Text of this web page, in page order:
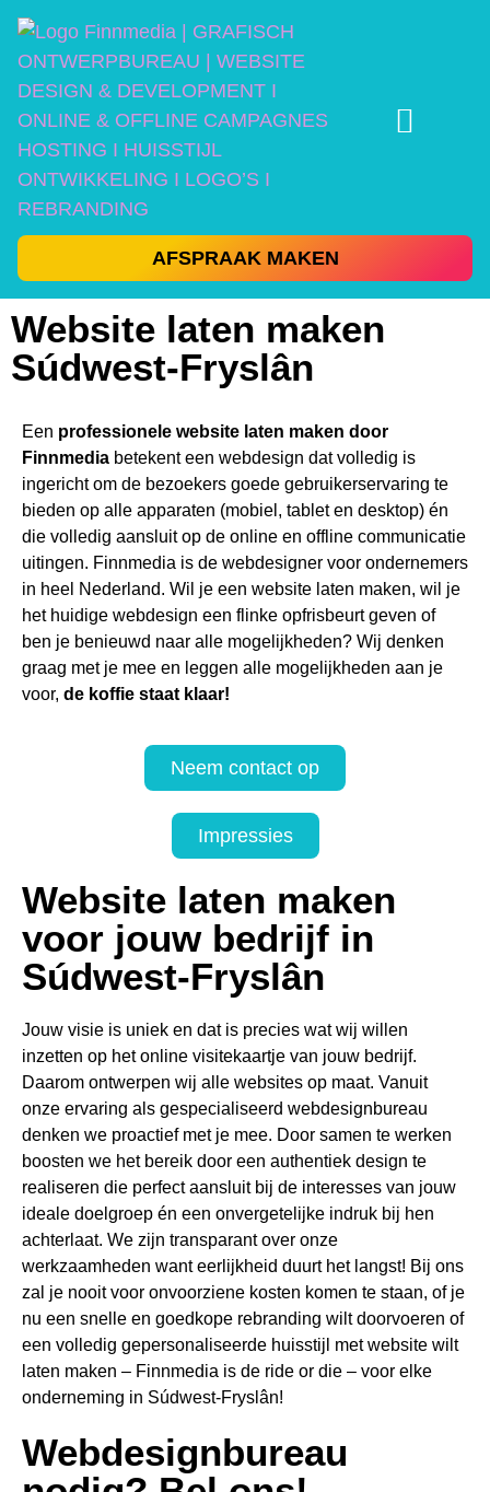
AFSPRAAK MAKEN
Website laten maken
Súdwest-Fryslân
Een professionele website laten maken door
Finnmedia betekent een webdesign dat volledig is
ingericht om de bezoekers goede gebruikerservaring te
bieden op alle apparaten (mobiel, tablet en desktop) én
die volledig aansluit op de online en offline communicatie
uitingen. Finnmedia is de webdesigner voor ondernemers
in heel Nederland. Wil je een website laten maken, wil je
het huidige webdesign een flinke opfrisbeurt geven of
ben je benieuwd naar alle mogelijkheden? Wij denken
graag met je mee en leggen alle mogelijkheden aan je
voor, de koffie staat klaar!
Neem contact op
Impressies
Website laten maken
voor jouw bedrijf in
Súdwest-Fryslân
Jouw visie is uniek en dat is precies wat wij willen
inzetten op het online visitekaartje van jouw bedrijf.
Daarom ontwerpen wij alle websites op maat. Vanuit
onze ervaring als gespecialiseerd webdesignbureau
denken we proactief met je mee. Door samen te werken
boosten we het bereik door een authentiek design te
realiseren die perfect aansluit bij de interesses van jouw
ideale doelgroep én een onvergetelijke indruk bij hen
achterlaat. We zijn transparant over onze
werkzaamheden want eerlijkheid duurt het langst! Bij ons
zal je nooit voor onvoorziene kosten komen te staan, of je
nu een snelle en goedkope rebranding wilt doorvoeren of
een volledig gepersonaliseerde huisstijl met website wilt
laten maken – Finnmedia is de ride or die – voor elke
onderneming in Súdwest-Fryslân!
Webdesignbureau